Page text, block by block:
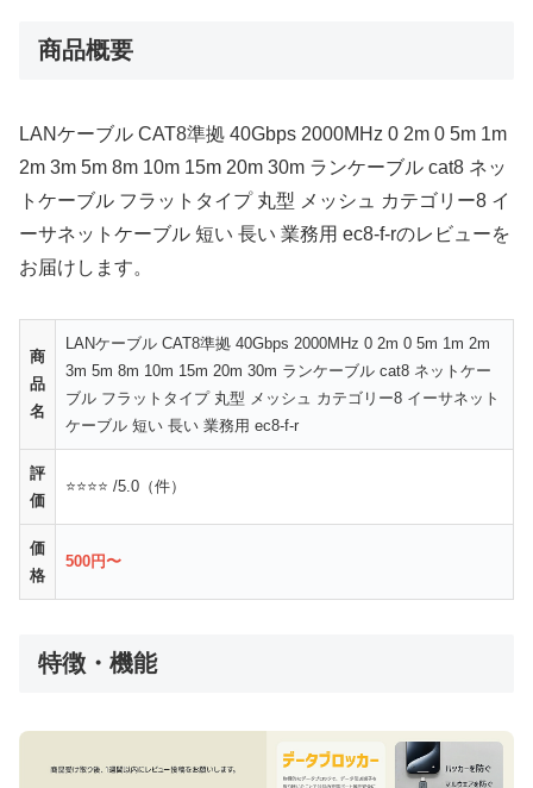
商品概要
LANケーブル CAT8準拠 40Gbps 2000MHz 0 2m 0 5m 1m
2m 3m 5m 8m 10m 15m 20m 30m ランケーブル cat8 ネッ
トケーブル フラットタイプ 丸型 メッシュ カテゴリー8 イ
ーサネットケーブル 短い 長い 業務用 ec8-f-rのレビューを
お届けします。
商
品
名
LANケーブル CAT8準拠 40Gbps 2000MHz 0 2m 0 5m 1m 2m
3m 5m 8m 10m 15m 20m 30m ランケーブル cat8 ネットケー
ブル フラットタイプ 丸型 メッシュ カテゴリー8 イーサネット
ケーブル 短い 長い 業務用 ec8-f-r
評
価
⭐⭐⭐⭐ /5.0（件）
価
格
500円〜
特徴・機能